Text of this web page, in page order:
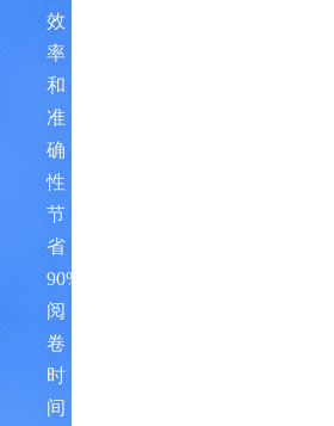
效
率
和
准
确
性，
节
省
90%
阅
卷
时
间，